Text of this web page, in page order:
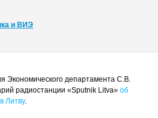
и ВИЭ
Экономического департамента С.В.
радиостанции «Sputnik Litva» об
Литву.